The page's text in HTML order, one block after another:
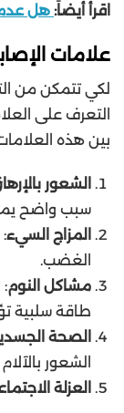
اقرأ أيضاً:هل عدم
علامات
لكي تتمكن من
التعرف على
بين هذه
الشعور
سبب واضح
المزاج السيء:
الغضب.
مشاكل النوم:
طاقة سلبية
الصحة
الشعور
العزلة